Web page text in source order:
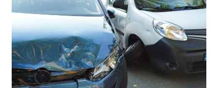
ZWAAR
ONGEVAL,
BESTUURDER
AANGEHOUDEN